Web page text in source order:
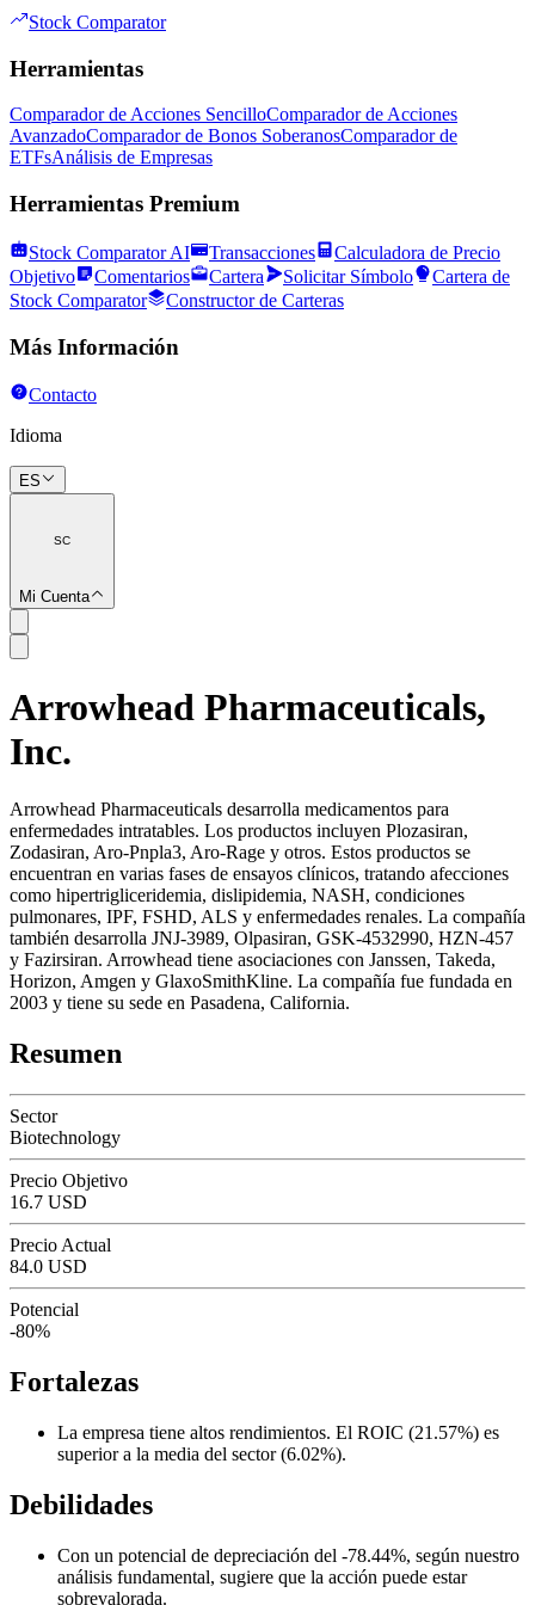
Stock Comparator
Herramientas
Comparador de Acciones SencilloComparador de Acciones
AvanzadoComparador de Bonos SoberanosComparador de
ETFsAnálisis de Empresas
Herramientas Premium
Stock Comparator AI Transacciones
Calculadora de Precio
Objetivo
Comentarios Cartera Solicitar Símbolo
Cartera de
Stock Comparator
Constructor de Carteras
Más Información
Contacto
Idioma
ES
SC
Mi Cuenta
SC
Arrowhead Pharmaceuticals,
Inc.
Arrowhead Pharmaceuticals desarrolla medicamentos para
enfermedades intratables. Los productos incluyen Plozasiran,
Zodasiran, Aro-Pnpla3, Aro-Rage y otros. Estos productos se
encuentran en varias fases de ensayos clínicos, tratando afecciones
como hipertrigliceridemia, dislipidemia, NASH, condiciones
pulmonares, IPF, FSHD, ALS y enfermedades renales. La compañía
también desarrolla JNJ-3989, Olpasiran, GSK-4532990, HZN-457
y Fazirsiran. Arrowhead tiene asociaciones con Janssen, Takeda,
Horizon, Amgen y GlaxoSmithKline. La compañía fue fundada en
2003 y tiene su sede en Pasadena, California.
Resumen
Sector
Biotechnology
Precio Objetivo
16.7 USD
Precio Actual
84.0 USD
Potencial
-80%
Fortalezas
La empresa tiene altos rendimientos. El ROIC (21.57%) es
superior a la media del sector (6.02%).
Debilidades
Con un potencial de depreciación del -78.44%, según nuestro
análisis fundamental, sugiere que la acción puede estar
sobrevalorada.